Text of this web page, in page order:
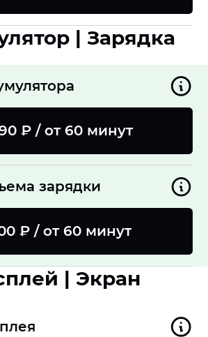
| Зарядка
₽ / от 60 минут
зарядки
₽ / от 60 минут
| Экран